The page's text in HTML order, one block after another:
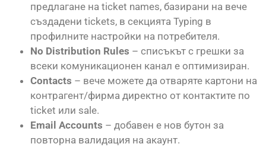
предлагане на ticket names, базирани на вече
създадени tickets, в секцията Typing в
профилните настройки на потребителя.
No Distribution Rules – списъкът с грешки за
всеки комуникационен канал е оптимизиран.
Contacts – вече можете да отваряте картони на
контрагент/фирма директно от контактите по
ticket или sale.
Email Accounts – добавен е нов бутон за
повторна валидация на акаунт.